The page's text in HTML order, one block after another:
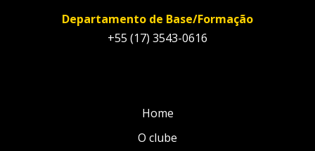
Departamento de Base/Formação
+55 (17) 3543-0616
Home
O clube